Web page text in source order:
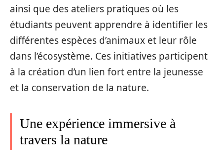
ainsi que des ateliers pratiques où les
étudiants peuvent apprendre à identifier les
différentes espèces d’animaux et leur rôle
dans l’écosystème. Ces initiatives participent
à la création d’un lien fort entre la jeunesse
et la conservation de la nature.
Une expérience immersive à
travers la nature